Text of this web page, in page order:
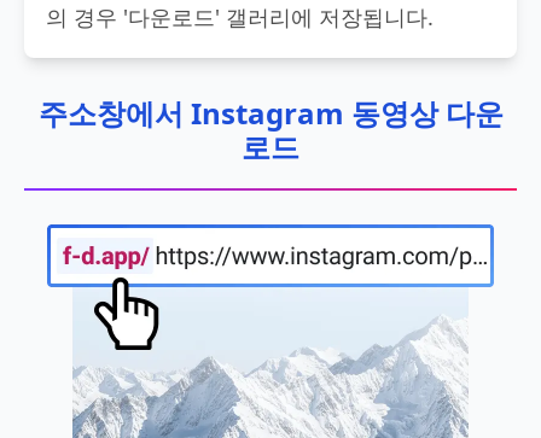
의 경우 '다운로드' 갤러리에 저장됩니다.
주소창에서 Instagram 동영상 다운
로드